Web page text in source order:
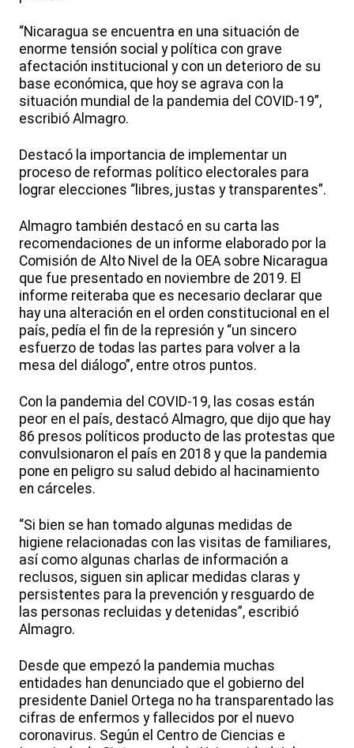
“Nicaragua se encuentra en una situación de
enorme tensión social y política con grave
afectación institucional y con un deterioro de su
base económica, que hoy se agrava con la
situación mundial de la pandemia del COVID-19”,
escribió Almagro.
Destacó la importancia de implementar un
proceso de reformas político electorales para
lograr elecciones “libres, justas y transparentes”.
Almagro también destacó en su carta las
recomendaciones de un informe elaborado por la
Comisión de Alto Nivel de la OEA sobre Nicaragua
que fue presentado en noviembre de 2019. El
informe reiteraba que es necesario declarar que
hay una alteración en el orden constitucional en el
país, pedía el fin de la represión y “un sincero
esfuerzo de todas las partes para volver a la
mesa del diálogo”, entre otros puntos.
Con la pandemia del COVID-19, las cosas están
peor en el país, destacó Almagro, que dijo que hay
86 presos políticos producto de las protestas que
convulsionaron el país en 2018 y que la pandemia
pone en peligro su salud debido al hacinamiento
en cárceles.
“Si bien se han tomado algunas medidas de
higiene relacionadas con las visitas de familiares,
así como algunas charlas de información a
reclusos, siguen sin aplicar medidas claras y
persistentes para la prevención y resguardo de
las personas recluidas y detenidas”, escribió
Almagro.
Desde que empezó la pandemia muchas
entidades han denunciado que el gobierno del
presidente Daniel Ortega no ha transparentado las
cifras de enfermos y fallecidos por el nuevo
coronavirus. Según el Centro de Ciencias e